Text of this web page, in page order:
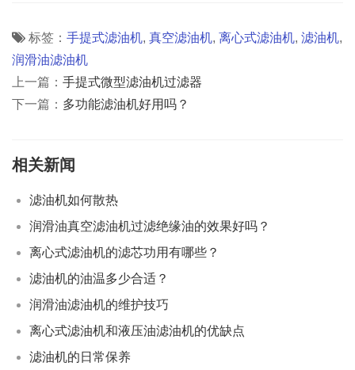
标签： 手提式滤油机, 真空滤油机, 离心式滤油机, 滤油机,
润滑油滤油机
上一篇： 手提式微型滤油机过滤器
下一篇： 多功能滤油机好用吗？
相关新闻
滤油机如何散热
润滑油真空滤油机过滤绝缘油的效果好吗？
离心式滤油机的滤芯功用有哪些？
滤油机的油温多少合适？
润滑油滤油机的维护技巧
离心式滤油机和液压油滤油机的优缺点
滤油机的日常保养